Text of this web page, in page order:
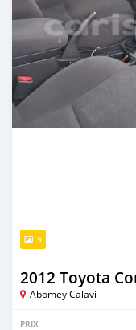
9
2012 Toyota
Abomey Calavi
PRIX